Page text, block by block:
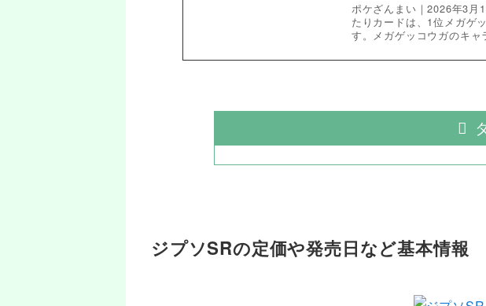
ポケざんまい｜2026年3月
たりカードは、1位メガゲ
す。メガゲッコウガのキャ
ジプソSRの定価や発売日など基本情報